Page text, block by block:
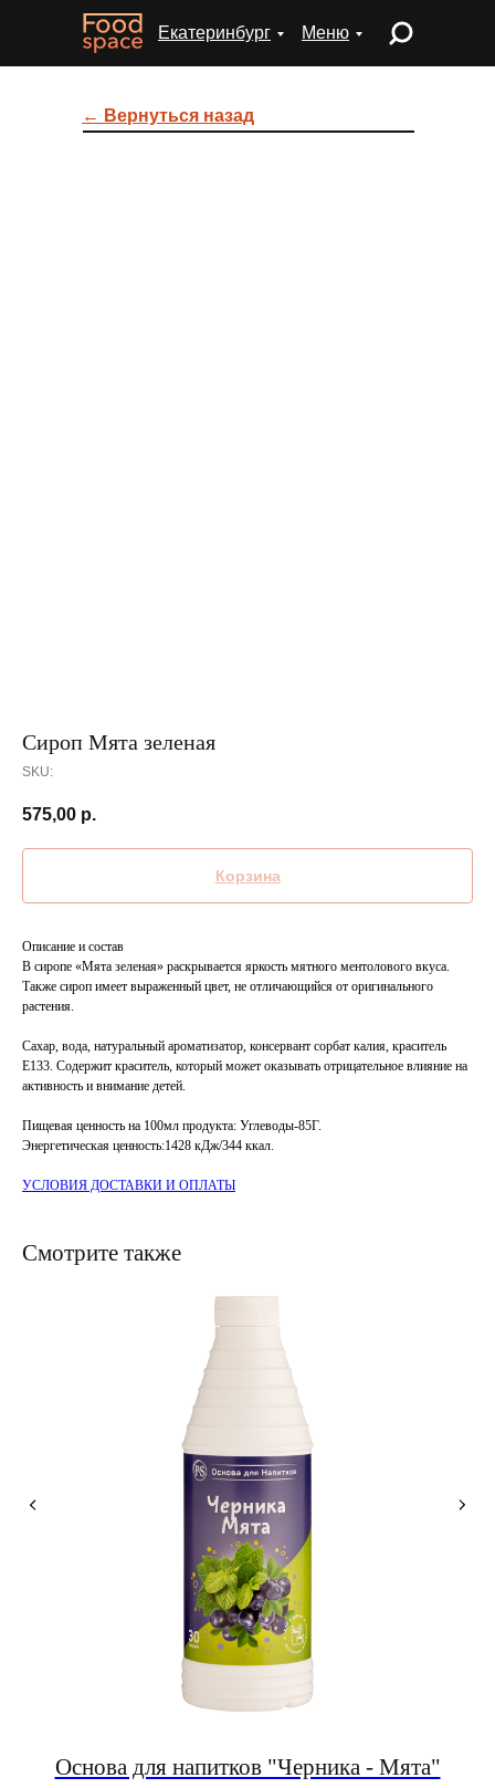
← Вернуться назад
Меню
Екатеринбург
Сироп Мята зеленая
SKU:
575,00 р.
Корзина
Описание и состав
В сиропе «Мята зеленая» раскрывается яркость мятного ментолового вкуса.
Также сироп имеет выраженный цвет, не отличающийся от оригинального
растения.
Сахар, вода, натуральный ароматизатор, консервант сорбат калия, краситель
Е133. Содержит краситель, который может оказывать отрицательное влияние на
активность и внимание детей.
Пищевая ценность на 100мл продукта: Углеводы-85Г.
Энергетическая ценность:1428 кДж/344 ккал.
УСЛОВИЯ ДОСТАВКИ И ОПЛАТЫ
Смотрите также
Основа для напитков "Черника - Мята"